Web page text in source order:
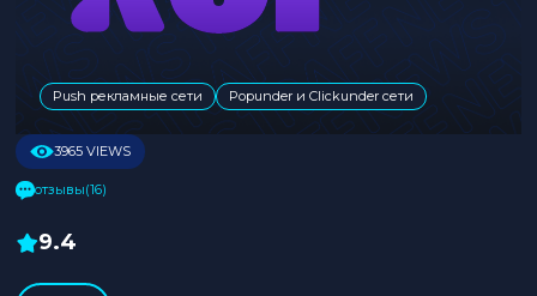
Push рекламные сети Popunder и Clickunder сети
3965 VIEWS
отзывы(16)
9.4